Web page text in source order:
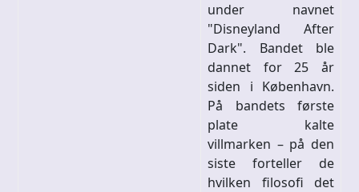
under navnet
"Disneyland After
Dark". Bandet ble
dannet for 25 år
siden i København.
På bandets første
plate kalte
villmarken – på den
siste forteller de
hvilken filosofi det